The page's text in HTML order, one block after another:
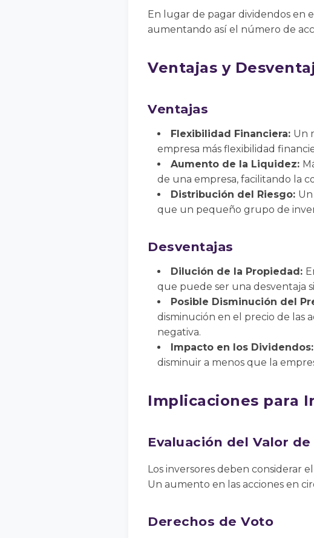
En lugar de pagar dividendos en
aumentando así el número de
Ventajas y
Ventajas
Flexibilidad Financiera: Un
empresa más flexibilidad
Aumento de la Liquidez:
de una empresa, facilitando la
Distribución del Riesgo:
que un pequeño grupo de
Desventajas
Dilución de la Propiedad:
que puede ser una desventaja
Posible Disminución del
disminución en el precio de las
negativa.
Impacto en los Dividendos:
disminuir a menos que la
Implicaciones para
Evaluación del Valor
Los inversores deben considerar
Un aumento en las acciones en
Derechos de Voto